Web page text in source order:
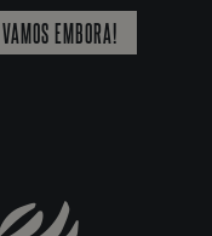
VAMOS EMBORA!